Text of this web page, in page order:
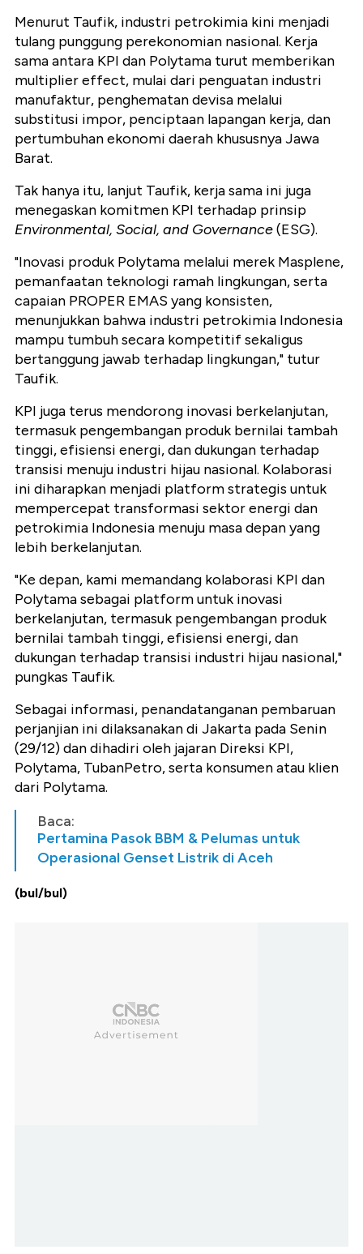
Menurut Taufik, industri petrokimia kini menjadi
tulang punggung perekonomian nasional. Kerja
sama antara KPI dan Polytama turut memberikan
multiplier effect, mulai dari penguatan industri
manufaktur, penghematan devisa melalui
substitusi impor, penciptaan lapangan kerja, dan
pertumbuhan ekonomi daerah khususnya Jawa
Barat.
Tak hanya itu, lanjut Taufik, kerja sama ini juga
menegaskan komitmen KPI terhadap prinsip
Environmental, Social, and Governance(ESG).
"Inovasi produk Polytama melalui merek Masplene,
pemanfaatan teknologi ramah lingkungan, serta
capaian PROPER EMAS yang konsisten,
menunjukkan bahwa industri petrokimia Indonesia
mampu tumbuh secara kompetitif sekaligus
bertanggung jawab terhadap lingkungan," tutur
Taufik.
KPI juga terus mendorong inovasi berkelanjutan,
termasuk pengembangan produk bernilai tambah
tinggi, efisiensi energi, dan dukungan terhadap
transisi menuju industri hijau nasional. Kolaborasi
ini diharapkan menjadi platform strategis untuk
mempercepat transformasi sektor energi dan
petrokimia Indonesia menuju masa depan yang
lebih berkelanjutan.
"Ke depan, kami memandang kolaborasi KPI dan
Polytama sebagai platform untuk inovasi
berkelanjutan, termasuk pengembangan produk
bernilai tambah tinggi, efisiensi energi, dan
dukungan terhadap transisi industri hijau nasional,"
pungkas Taufik.
Sebagai informasi, penandatanganan pembaruan
perjanjian ini dilaksanakan di Jakarta pada Senin
(29/12) dan dihadiri oleh jajaran Direksi KPI,
Polytama, TubanPetro, serta konsumen atau klien
dari Polytama.
Baca:
Pertamina Pasok BBM & Pelumas untuk
Operasional Genset Listrik di Aceh
(bul/bul)